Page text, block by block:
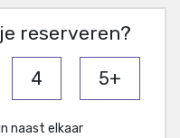
reserveren?
4 5+
naast elkaar